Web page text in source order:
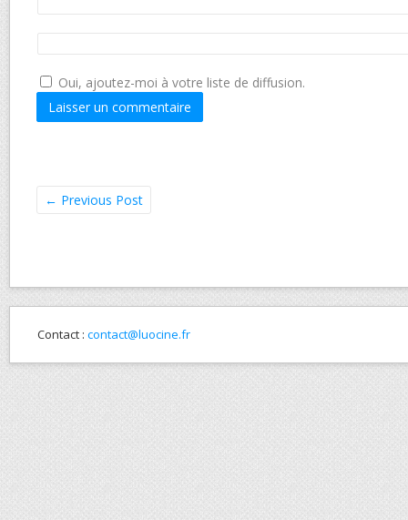
Oui, ajoutez-moi à votre liste de diffusion.
← Previous Post
Contact : contact@luocine.fr